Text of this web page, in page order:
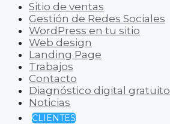
Sitio de ventas
Gestión de Redes Sociales
WordPress en tu sitio
Web design
Landing Page
Trabajos
Contacto
Diagnóstico digital gratuito
Noticias
CLIENTES